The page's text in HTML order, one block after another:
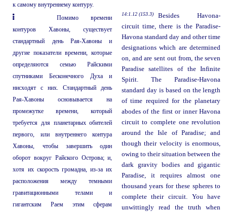
к самому внутреннему контуру.
Помимо времени
контуров Хавоны, существует
стандартный день Рая-Хавоны и
другие показатели времени, которые
определяются семью Райскими
спутниками Бесконечного Духа и
нисходят с них. Стандартный день
Рая-Хавоны основывается на
промежутке времени, который
требуется для планетарных обителей
первого, или внутреннего контура
Хавоны, чтобы завершить один
оборот вокруг Райского Острова; и,
хотя их скорость громадна, из-за их
расположения между темными
гравитационными телами и
гигантским Раем этим сферам
14:1.12 (153.3)
Besides Havona-
circuit time, there is the Paradise-
Havona standard day and other time
designations which are determined
on, and are sent out from, the seven
Paradise satellites of the Infinite
Spirit. The Paradise-Havona
standard day is based on the length
of time required for the planetary
abodes of the first or inner Havona
circuit to complete one revolution
around the Isle of Paradise; and
though their velocity is enormous,
owing to their situation between the
dark gravity bodies and gigantic
Paradise, it requires almost one
thousand years for these spheres to
complete their circuit. You have
unwittingly read the truth when